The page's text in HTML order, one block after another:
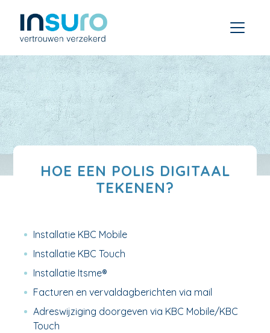
HOE EEN POLIS DIGITAAL
TEKENEN?
Installatie KBC Mobile
Installatie KBC Touch
Installatie Itsme®
Facturen en vervaldagberichten via mail
Adreswijziging doorgeven via KBC Mobile/KBC
Touch